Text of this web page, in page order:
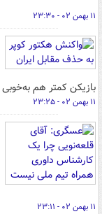
۱۱ بهمن ۰۲ - ۲۳:۳۰
بازیکن کمتر هم
۱۱ بهمن ۰۲ - ۲۳:۲۵
۱۱ بهمن ۰۲ - ۲۳:۱۱